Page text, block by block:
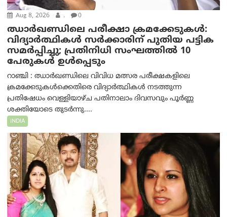
Aug 8, 2026 . 0
ഝാര്‍ഖണ്ഡിലെ പരീക്ഷാ ക്രമക്കേടുകള്‍:
വിദ്യാർത്ഥികൾ സർക്കാരിന് പുതിയ പട്ടിക
സമർപ്പിച്ചു; പ്രതിനിധി സംഘത്തിൽ 10
പേരുകൾ ഉൾപ്പെടും
റാഞ്ചി : ഝാർഖണ്ഡിലെ വിവിധ മത്സര പരീക്ഷകളിലെ
ക്രമക്കേടുകൾക്കെതിരെ വിദ്യാർത്ഥികൾ നടത്തുന്ന
പ്രതിഷേധം വെള്ളിയാഴ്ച പതിനാലാം ദിവസവും പൂർണ്ണ
ശക്തിയോടെ തുടർന്നു....
INDIA